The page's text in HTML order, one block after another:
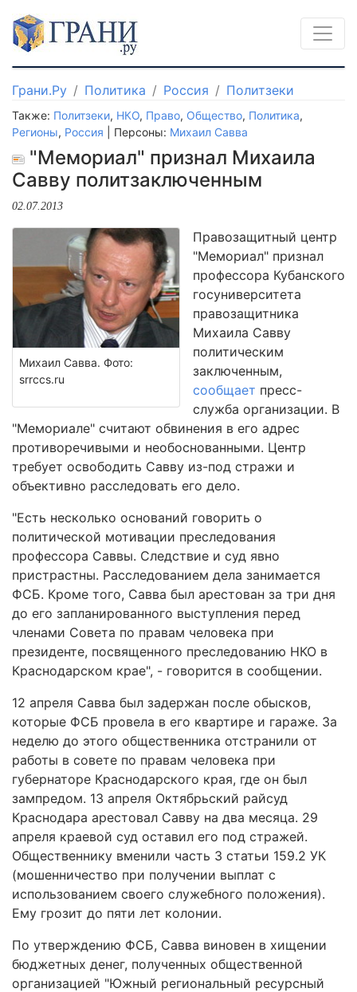
Грани.Ру Политика Россия Политзеки
Также: Политзеки, НКО, Право, Общество, Политика,
Регионы, Россия | Персоны: Михаил Савва
"Мемориал" признал Михаила
Савву политзаключенным
02.07.2013
Михаил Савва. Фото:
srrccs.ru
Правозащитный центр
"Мемориал" признал
профессора Кубанского
госуниверситета
правозащитника
Михаила Савву
политическим
заключенным,
сообщает пресс-
служба организации. В
"Мемориале" считают обвинения в его адрес
противоречивыми и необоснованными. Центр
требует освободить Савву из-под стражи и
объективно расследовать его дело.
"Есть несколько оснований говорить о
политической мотивации преследования
профессора Саввы. Следствие и суд явно
пристрастны. Расследованием дела занимается
ФСБ. Кроме того, Савва был арестован за три дня
до его запланированного выступления перед
членами Совета по правам человека при
президенте, посвященного преследованию НКО в
Краснодарском крае", - говорится в сообщении.
12 апреля Савва был задержан после обысков,
которые ФСБ провела в его квартире и гараже. За
неделю до этого общественника отстранили от
работы в совете по правам человека при
губернаторе Краснодарского края, где он был
зампредом. 13 апреля Октябрьский райсуд
Краснодара арестовал Савву на два месяца. 29
апреля краевой суд оставил его под стражей.
Общественнику вменили часть 3 статьи 159.2 УК
(мошенничество при получении выплат с
использованием своего служебного положения).
Ему грозит до пяти лет колонии.
По утверждению ФСБ, Савва виновен в хищении
бюджетных денег, полученных общественной
организацией "Южный региональный ресурсный